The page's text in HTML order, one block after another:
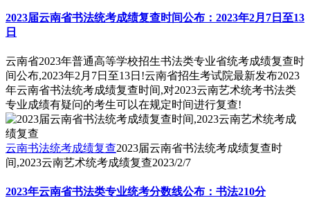
2023届云南省书法统考成绩复查时间公布：2023年2月7日至13
日
云南省2023年普通高等学校招生书法类专业省统考成绩复查时
间公布,2023年2月7日至13日!云南省招生考试院最新发布2023
年云南省书法统考成绩复查时间,对2023云南艺术统考书法类
专业成绩有疑问的考生可以在规定时间进行复查!
云南书法统考成绩复查2023届云南省书法统考成绩复查时
间,2023云南艺术统考成绩复查2023/2/7
2023年云南省书法类专业统考分数线公布：书法210分